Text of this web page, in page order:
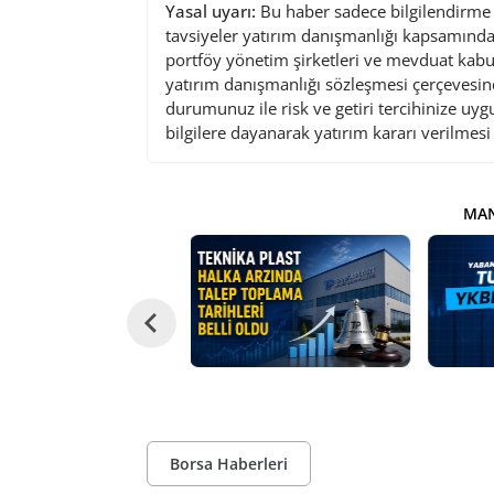
Yasal uyarı: Bu haber sadece
tavsiyeler yatırım danışmanlığı
portföy yönetim şirketleri ve mevduat
yatırım danışmanlığı sözleşmesi
durumunuz ile risk ve getiri tercihinize
bilgilere dayanarak yatırım kararı
Borsa Haberleri